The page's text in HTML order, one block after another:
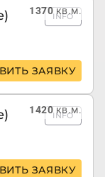
1370кв.м.
INFO
ЗАЯВКУ
1420кв.м.
INFO
ЗАЯВКУ